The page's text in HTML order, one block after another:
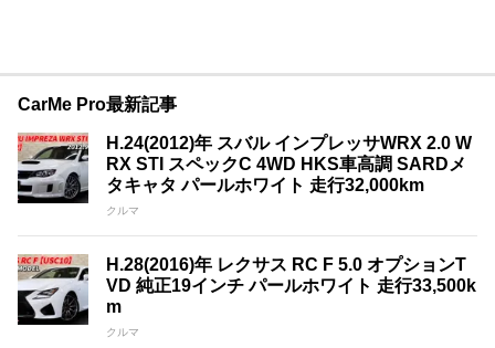
CarMe Pro最新記事
H.24(2012)年 スバル インプレッサWRX 2.0 W
RX STI スペックC 4WD HKS車高調 SARDメ
タキャタ パールホワイト 走行32,000km
クルマ
H.28(2016)年 レクサス RC F 5.0 オプションT
VD 純正19インチ パールホワイト 走行33,500k
m
クルマ